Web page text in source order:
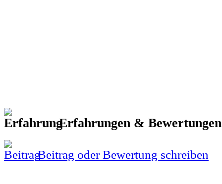
Erfahrungen &
Beitrag oder Bewertung schreiben